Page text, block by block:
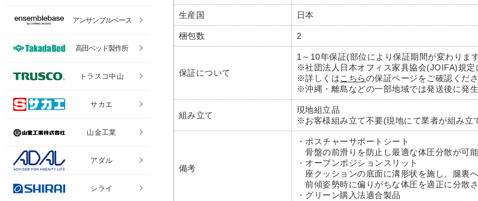
生産国 日本
梱包数 2
保証について
1～10年保証(部位により保証期間が変わりま
※社団法人日本オフィス家具協会(JOIFA)規定
※詳しくはこちらの保証ページをご確認くださ
※沖縄・離島などの一部地域では発送後に発
組み立て
現地組立品
※お客様組み立て不要(現地にて業者が組み立
備考
・ポスチャーサポートシート
骨盤の前滑りを防止し最適な体圧分散が可能
・オープンポジションスリット
座クッションの底面に溝形状を施し、腿裏へ
前傾姿勢時に偏りがちな体圧を適正に分散さ
・グリーン購入法適合製品
アンサンブルベース
高田ベッド製作所
トラスコ中山
サカエ
山金工業
アダル
シライ